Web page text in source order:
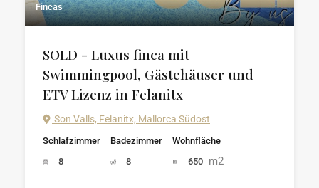
Fincas
SOLD - Luxus finca mit
Swimmingpool, Gästehäuser und
ETV Lizenz in Felanitx
Son Valls, Felanitx, Mallorca Südost
Schlafzimmer
8
Badezimmer
8
Wohnfläche
650 m2